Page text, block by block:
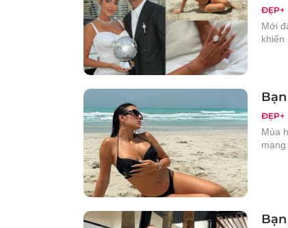
ĐẸP+
Mới
khiến
ĐẸP+
Mùa